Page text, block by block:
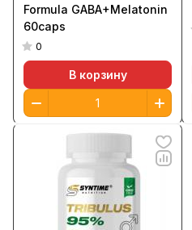
Formula GABA+Melatonin
60caps
0
В корзину